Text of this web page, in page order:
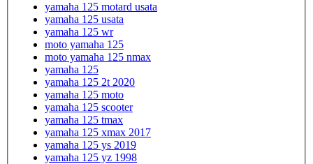
yamaha 125 motard usata
yamaha 125 usata
yamaha 125 wr
moto yamaha 125
moto yamaha 125 nmax
yamaha 125
yamaha 125 2t 2020
yamaha 125 moto
yamaha 125 scooter
yamaha 125 tmax
yamaha 125 xmax 2017
yamaha 125 ys 2019
yamaha 125 yz 1998